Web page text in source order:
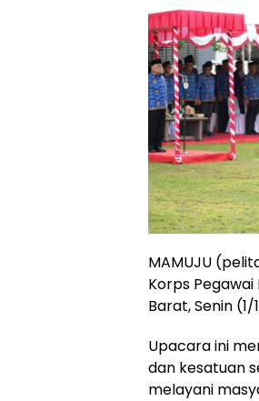
MAMUJU
Korps
Barat, Senin (1/
Upacara ini
dan kesatuan
melayani